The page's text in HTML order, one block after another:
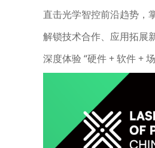
直击光学智控前沿趋势，
解锁技术合作、应用拓展
深度体验 “硬件 + 软件 +